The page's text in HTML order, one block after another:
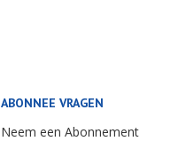
ABONNEE VRAGEN
Neem een Abonnement